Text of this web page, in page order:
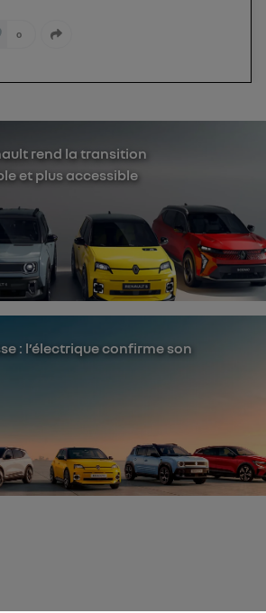
0
rend la transition
et plus accessible
: l’électrique confirme son